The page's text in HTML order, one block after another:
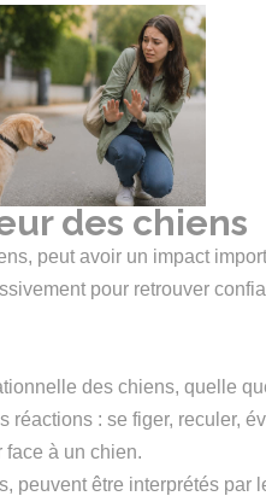
des chiens
peut avoir un impact
pour retrouver
des chiens, quelle
réactions : se figer, reculer,
face à un chien.
peuvent être interprétés par